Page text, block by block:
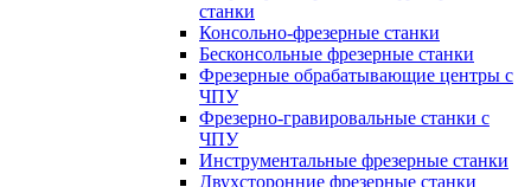
станки
Консольно-фрезерные станки
Бесконсольные фрезерные станки
Фрезерные обрабатывающие центры с
ЧПУ
Фрезерно-гравировальные станки с
ЧПУ
Инструментальные фрезерные станки
Двухсторонние фрезерные станки